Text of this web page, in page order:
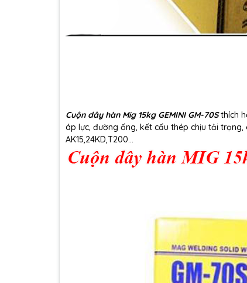
Cuộn dây hàn Mig 15kg GEMINI GM-70Sthích
áp lực, đường ống, kết cấu thép chịu tải
AK15,24KD,T200...